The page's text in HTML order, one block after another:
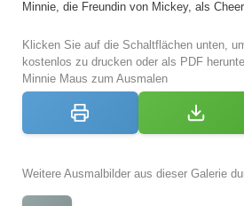
Minnie, die Freundin von Mickey, als
Klicken Sie auf die Schaltflächen unten,
kostenlos zu drucken oder als PDF
Minnie Maus zum Ausmalen
Weitere Ausmalbilder aus dieser Galerie